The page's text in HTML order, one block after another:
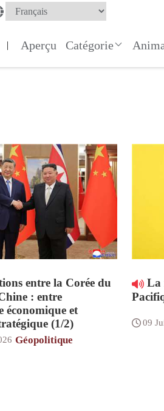
| Aperçu Catégorie
entre la Corée du
: entre
économique et
(1/2)
Géopolitique
La
09